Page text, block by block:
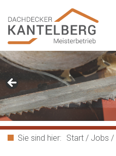
Sie sind hier: Start / Jobs /